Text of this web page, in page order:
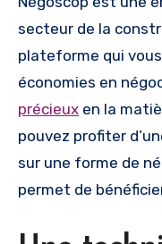
secteur de la
plateforme qui
économies en
précieux en la
pouvez profiter
sur une forme de
permet de